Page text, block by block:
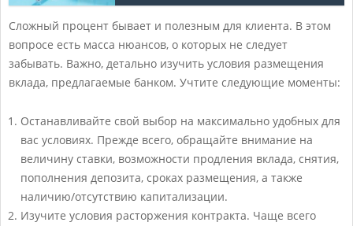
Сложный процент бывает и полезным для клиента. В этом
вопросе есть масса нюансов, о которых не следует
забывать. Важно, детально изучить условия размещения
вклада, предлагаемые банком. Учтите следующие моменты:
Останавливайте свой выбор на максимально удобных для
вас условиях. Прежде всего, обращайте внимание на
величину ставки, возможности продления вклада, снятия,
пополнения депозита, сроках размещения, а также
наличию/отсутствию капитализации.
Изучите условия расторжения контракта. Чаще всего